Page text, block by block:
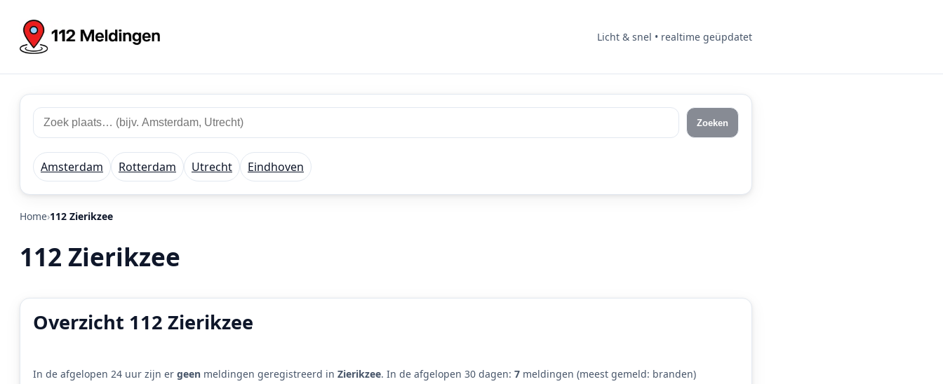
Licht & snel • realtime geüpdatet
Zoek
112
meldingen
Zoek
plaats
regio
Zoeken
Amsterdam Rotterdam Utrecht Eindhoven
Home 112 Zierikzee
112 Zierikzee
Overzicht 112 Zierikzee
In de afgelopen 24 uur zijn er geen meldingen geregistreerd in Zierikzee. In de afgelopen 30 dagen: 7 meldingen (meest gemeld: branden)